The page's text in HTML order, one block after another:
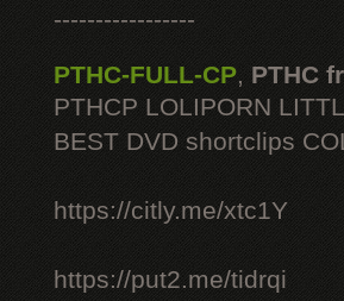
-----------------
PTHC-FULL-CP, PTHC
PTHCP LOLIPORN
BEST DVD shortclips
https://citly.me/xtc1Y
https://put2.me/tidrqi